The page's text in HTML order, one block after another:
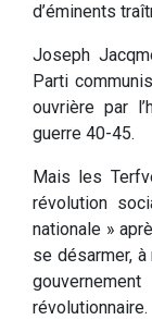
d’éminents
Joseph
Parti
ouvrière par
guerre 40-45.
Mais les
révolution
nationale »
se désarmer,
révolutionnaire.